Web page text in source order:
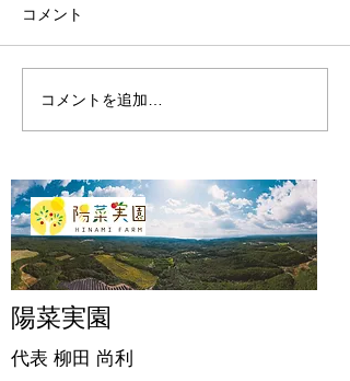
コメント
コメントを追加…
陽菜実園
代表 柳田 尚利